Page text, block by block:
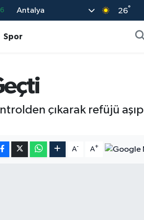
Antalya 26°
Spor
çıkarak refüjü aşıp
A- A+